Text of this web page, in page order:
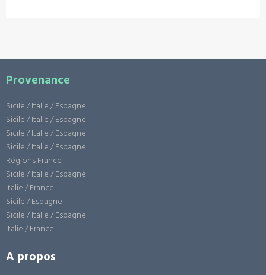
Provenance
Sicile / Italie / Espagne
Sicile / Italie / Espagne
Sicile / Italie / Espagne
Sicile / Italie / Espagne
Régions France
Sicile / Italie / Espagne
Italie / France
Sicile / Espagne
Sicile / Italie / Espagne
Italie / France
A propos